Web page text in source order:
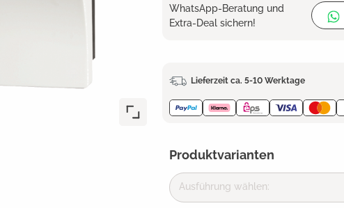
WhatsApp-Beratung und
Extra-Deal sichern!
Lieferzeit ca. 5-10 Werktage
Produktvarianten
Ausführung wählen: